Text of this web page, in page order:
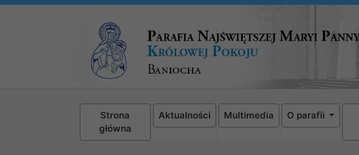
Strona
główna
Aktualności Multimedia O parafii